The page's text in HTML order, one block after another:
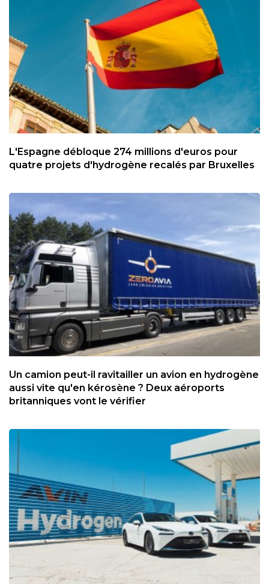
L'Espagne débloque 274 millions d'euros pour
quatre projets d'hydrogène recalés par Bruxelles
Un camion peut-il ravitailler un avion en hydrogène
aussi vite qu'en kérosène ? Deux aéroports
britanniques vont le vérifier